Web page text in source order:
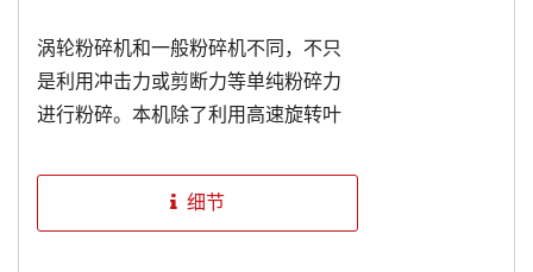
涡轮粉碎机和一般粉碎机不同，不只
是利用冲击力或剪断力等单纯粉碎力
进行粉碎。本机除了利用高速旋转叶
无数超高速涡流以及藉由此产生高周
波之压力的振动作用，将原料粉碎，
细节